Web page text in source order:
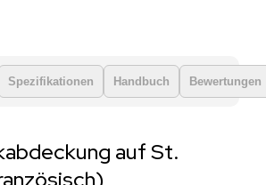
Spezifikationen Handbuch Bewertungen
auf St.